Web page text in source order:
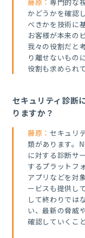
藤原： 専門的な
かどうかを確認
べきかを技術に
お客様が本来の
我々の役割だと
り離せないもの
役割も求められ
セキュリティ診断
りますか？
藤原： セキュリ
類があります。
に対する診断サ
するプラットフ
アプリなどを対
ービスも提供し
して終わりでは
い、最新の脅威
確認していくこ